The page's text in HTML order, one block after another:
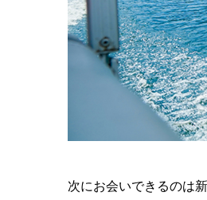
次にお会いできるのは